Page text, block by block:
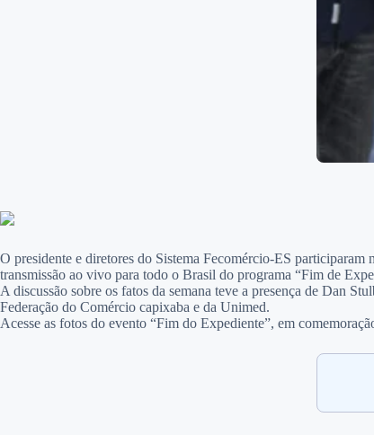
O presidente e diretores do Sistema Fecomércio-ES
transmissão ao vivo para todo o Brasil do programa “Fim de
A discussão sobre os fatos da semana teve a presença de Dan
Federação do Comércio capixaba e da Unimed.
Acesse as fotos do evento “Fim do Expediente”, em